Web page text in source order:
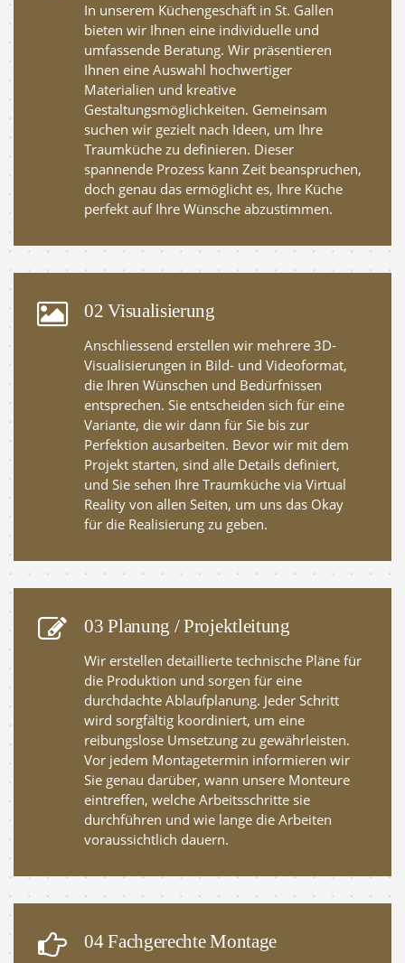
In unserem Küchengeschäft in St. Gallen
bieten wir Ihnen eine individuelle und
umfassende Beratung. Wir präsentieren
Ihnen eine Auswahl hochwertiger
Materialien und kreative
Gestaltungsmöglichkeiten. Gemeinsam
suchen wir gezielt nach Ideen, um Ihre
Traumküche zu definieren. Dieser
spannende Prozess kann Zeit beanspruchen,
doch genau das ermöglicht es, Ihre Küche
perfekt auf Ihre Wünsche abzustimmen.
02 Visualisierung
Anschliessend erstellen wir mehrere 3D-
Visualisierungen in Bild- und Videoformat,
die Ihren Wünschen und Bedürfnissen
entsprechen. Sie entscheiden sich für eine
Variante, die wir dann für Sie bis zur
Perfektion ausarbeiten. Bevor wir mit dem
Projekt starten, sind alle Details definiert,
und Sie sehen Ihre Traumküche via Virtual
Reality von allen Seiten, um uns das Okay
für die Realisierung zu geben.
03 Planung / Projektleitung
Wir erstellen detaillierte technische Pläne für
die Produktion und sorgen für eine
durchdachte Ablaufplanung. Jeder Schritt
wird sorgfältig koordiniert, um eine
reibungslose Umsetzung zu gewährleisten.
Vor jedem Montagetermin informieren wir
Sie genau darüber, wann unsere Monteure
eintreffen, welche Arbeitsschritte sie
durchführen und wie lange die Arbeiten
voraussichtlich dauern.
04 Fachgerechte Montage